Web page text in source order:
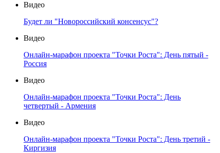
Видео
Будет ли "Новороссийский консенсус"?
Видео
Онлайн-марафон проекта "Точки Роста": День пятый -
Россия
Видео
Онлайн-марафон проекта "Точки Роста": День
четвертый - Армения
Видео
Онлайн-марафон проекта "Точки Роста": День третий -
Киргизия